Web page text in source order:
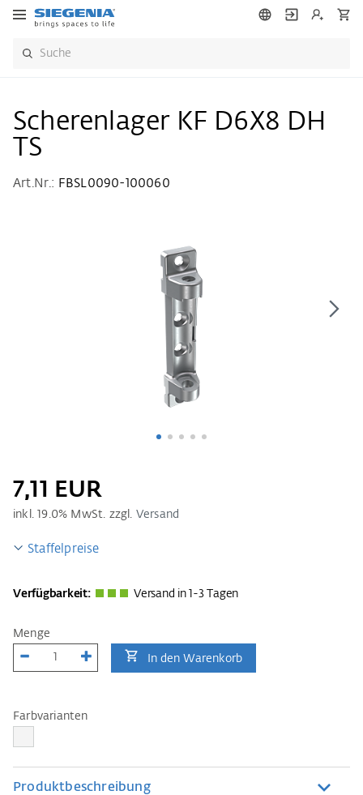
Scherenlager KF D6X8 DH
TS
Art.Nr.: FBSL0090-100060
7,11 EUR
inkl.19.0% MwSt. zzgl. Versand
Staffelpreise
Verfügbarkeit: Versand in 1-3 Tagen
Menge
In den Warenkorb
Farbvarianten
Produktbeschreibung